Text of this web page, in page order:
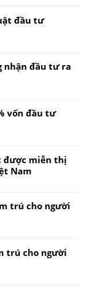
đầu tư
nhận đầu tư ra
vốn đầu tư
được miễn thị
Nam
trú cho người
trú cho người